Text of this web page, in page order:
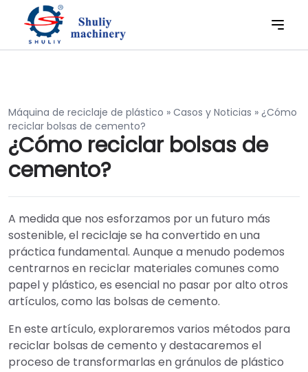
Máquina de reciclaje de plástico » Casos y Noticias » ¿Cómo
reciclar bolsas de cemento?
¿Cómo reciclar bolsas de
cemento?
A medida que nos esforzamos por un futuro más
sostenible, el reciclaje se ha convertido en una
práctica fundamental. Aunque a menudo podemos
centrarnos en reciclar materiales comunes como
papel y plástico, es esencial no pasar por alto otros
artículos, como las bolsas de cemento.
En este artículo, exploraremos varios métodos para
reciclar bolsas de cemento y destacaremos el
proceso de transformarlas en gránulos de plástico